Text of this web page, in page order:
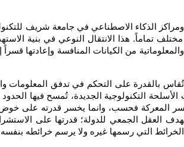
الذكاء الاصطناعي في جامعة شريف
تماماً. هذا الانتقال النوعي في بنية
من الكيانات المنافسة وإعادتها
بالقدرة على التحكم في تدفق المعلومات
التكنولوجية الجديدة، تُمسح فيها
المعركة فحسب، وانما يخسر قدرته على
العقل الجمعي للدولة؛ قدرتها على
التي رسمها غيره ولا يرسم خرائطه بنفسه